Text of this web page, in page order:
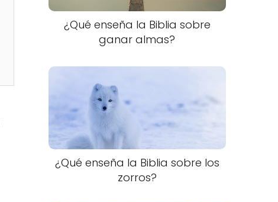
¿Qué enseña la Biblia sobre
ganar almas?
¿Qué enseña la Biblia sobre los
zorros?